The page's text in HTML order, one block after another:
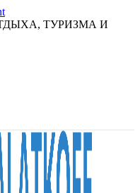
ТУРИЗМА И